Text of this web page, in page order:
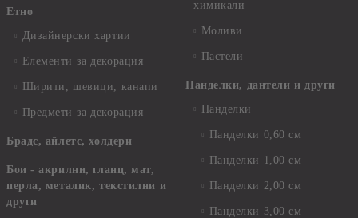
Етно
Дизайнерски хартии
Елементи за декорация
Ширити, шевици, канапи
Предмети за декорация
Брадс, айлетс, холдери
Бои - акрилни, гланц, мат,
перла, металик, текстилни и
други
химикали
Моливи
Пастели
Панделки, дантели и други
Панделки
Панделки 0,60 см
Панделки 1,00 см
Панделки 2,00 см
Панделки 3,00 см